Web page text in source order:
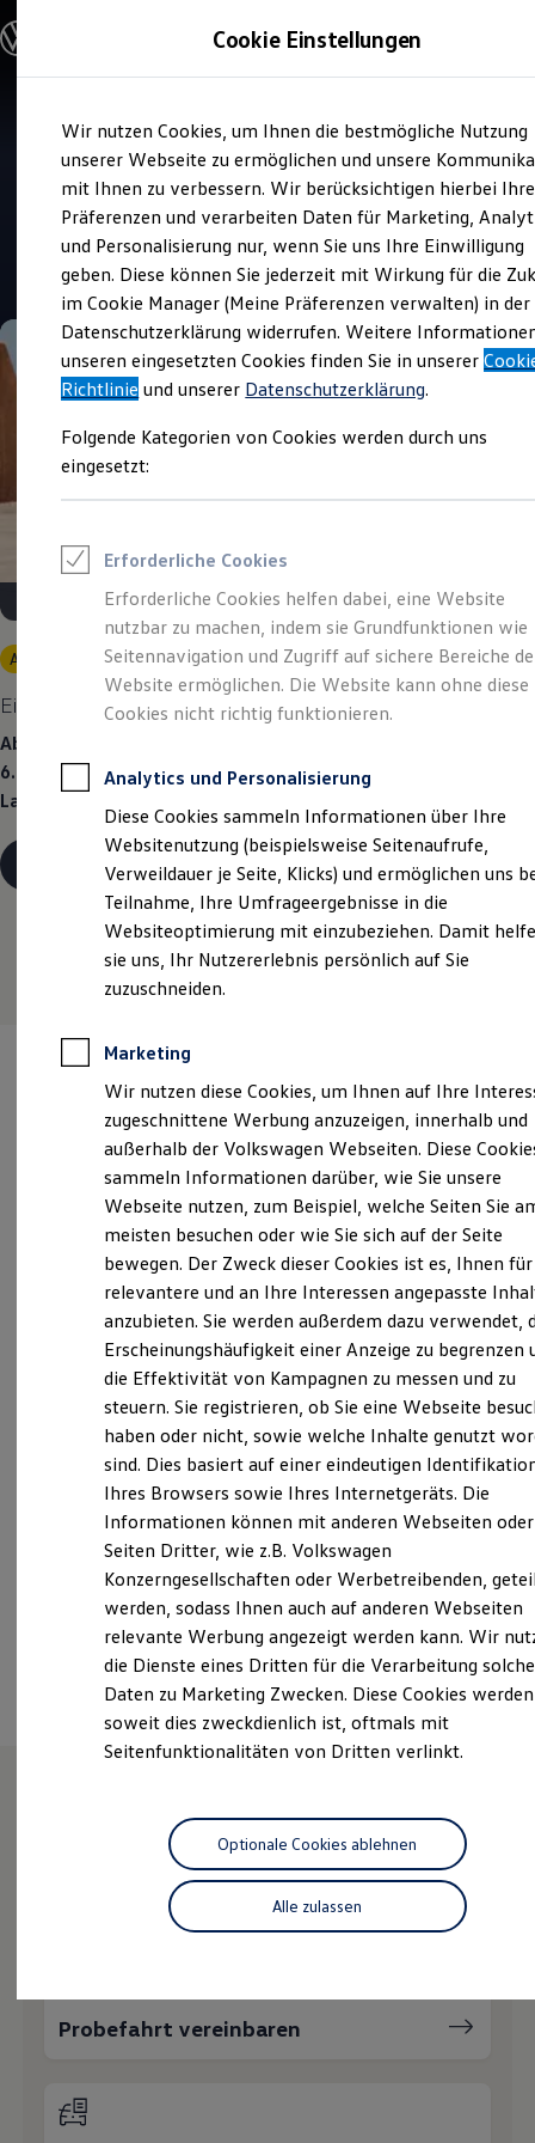
Hauptinhalt
springen
Footer
springen
Modelle und Konfigurator
Modelle vergleichen
Elektroautos
ENERGY Sondermodelle
Nutzfahrzeuge
SUV und CUV
Familienautos
Kombis
Kompaktwagen
Sportwagen
Schnell verfügbare Fahrzeuge
Angebote und Produkte
Aktuelle Angebote
E-Auto-Förderung
Volkswagen Marktplatz
Junge Gebrauchtwagen und Gebrauchtwagen
Volkswagen Zertifizierte Gebrauchtwagen
Zubehör- und Serviceangebote
Leasing
Leasing-Angebote
Gebrauchtwagen Leasing
Junge Gebrauchtwagen-Leasing
Elektroauto Leasing
Kleinwagen-Leasing
Leasing ohne Anzahlung
Finanzierung
Kfz-Versicherung
Restschuldversicherungen
Garantien
Wartungsverträge
Geschäftskunden
Professional Class bei Volkswagen
Großkunden
Behörden
Direktkunden
Sonderfahrzeuge
Anpfiff zum Gewinn
Elektroautos
ID. Tutorials
Elektrofahrzeugkonzepte
Reichweite
Reichweite der ID. Modelle
Reichweite im Winter
Laden
Laden unterwegs
Laden Zuhause
Ladestationen finden
Ladezeitensimulator
Batterie
Sicherheit
Garantie und Lebensdauer
Nachhaltigkeit
Technologie
Kosten und Kauf
Verbrauchskosten
Kaufoptionen
E-Auto-Förderung
Software und Konnektivität
ID. Software Versionen und Updates
Digitale Extras
Schnittstellen zu Ihrem ID.
Hybridautos
Marke und Erlebnis
Volkswagen R und R Experience
R-Modelle
Driving Experience
Volkswagen entdecken
Lifestyle Shop
T-Roc Kollektion
Golf Kollektion
ID. Kollektion
Volkswagen Kollektion
R-Kollektion
Besitzer und Service
Verkauf und Service
Volkswagen Automobile
Hamburg Wiesendamm
4.7| 593 Bewertungen
Angebot gültig bis 30.09.2026
Eine Spur Extra. Der neue vollelektrische ID. Polo.
Ab 48 mtl. Raten à 189,00 €
6.000,00 € Anzahlung | 17.640,99 € Schlussrate | 48 Monate
Laufzeit | Jährliche Fahrleistung: 10.000 km
Details ansehen
Verantwortlich für die Inhalte auf dieser Seite ist die Volkswagen
Automobile Hamburg GmbH (Impressum & Rechtliches
Wiesendamm 120, 22303 Hamburg
info@volkswagen-hamburg.de
+49 40 2707980
Montag -Freitag 07:00-19:00 Uhr
Samstag
09:00-13:00 Uhr
Sonntag
Geschlossen
Ansprechpartner
Wie können wir
Ihnen weiterhelfen?
Probefahrt vereinbaren
Cookie Einstellungen
Wir nutzen Cookies, um Ihnen die bestmögliche Nutzung
unserer Webseite zu ermöglichen und unsere
mit Ihnen zu verbessern. Wir berücksichtigen hierbei Ihre
Präferenzen und verarbeiten Daten für Marketing,
und Personalisierung nur, wenn Sie uns Ihre Einwilligung
geben. Diese können Sie jederzeit mit Wirkung für die
im Cookie Manager (Meine Präferenzen verwalten) in der
Datenschutzerklärung widerrufen. Weitere
unseren eingesetzten Cookies finden Sie in unserer
Richtlinie und unserer Datenschutzerklärung.
Folgende Kategorien von Cookies werden durch uns
eingesetzt:
Erforderliche Cookies
Erforderliche Cookies helfen dabei, eine Website
nutzbar zu machen, indem sie Grundfunktionen wie
Seitennavigation und Zugriff auf sichere Bereiche
Website ermöglichen. Die Website kann ohne diese
Cookies nicht richtig funktionieren.
Analytics und Personalisierung
Diese Cookies sammeln Informationen über Ihre
Websitenutzung (beispielsweise Seitenaufrufe,
Verweildauer je Seite, Klicks) und ermöglichen uns
Teilnahme, Ihre Umfrageergebnisse in die
Websiteoptimierung mit einzubeziehen. Damit
sie uns, Ihr Nutzererlebnis persönlich auf Sie
zuzuschneiden.
Marketing
Wir nutzen diese Cookies, um Ihnen auf Ihre
zugeschnittene Werbung anzuzeigen, innerhalb und
außerhalb der Volkswagen Webseiten. Diese
sammeln Informationen darüber, wie Sie unsere
Webseite nutzen, zum Beispiel, welche Seiten Sie
meisten besuchen oder wie Sie sich auf der Seite
bewegen. Der Zweck dieser Cookies ist es, Ihnen für
relevantere und an Ihre Interessen angepasste
anzubieten. Sie werden außerdem dazu verwendet,
Erscheinungshäufigkeit einer Anzeige zu begrenzen
die Effektivität von Kampagnen zu messen und zu
steuern. Sie registrieren, ob Sie eine Webseite
haben oder nicht, sowie welche Inhalte genutzt
sind. Dies basiert auf einer eindeutigen
Ihres Browsers sowie Ihres Internetgeräts. Die
Informationen können mit anderen Webseiten oder
Seiten Dritter, wie z.B. Volkswagen
Konzerngesellschaften oder Werbetreibenden,
werden, sodass Ihnen auch auf anderen Webseiten
relevante Werbung angezeigt werden kann. Wir
die Dienste eines Dritten für die Verarbeitung
Daten zu Marketing Zwecken. Diese Cookies
soweit dies zweckdienlich ist, oftmals mit
Seitenfunktionalitäten von Dritten verlinkt.
Alle zulassen
Optionale Cookies ablehnen